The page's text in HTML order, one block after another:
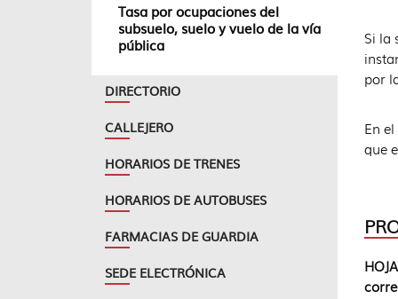
Tasa por ocupaciones del
subsuelo, suelo y vuelo de la vía
pública
DIRECTORIO
CALLEJERO
HORARIOS DE TRENES
HORARIOS DE AUTOBUSES
FARMACIAS DE GUARDIA
SEDE ELECTRÓNICA
Si la
por
En
que